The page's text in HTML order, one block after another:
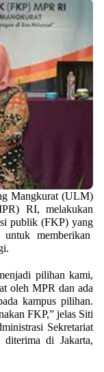
Mangkurat (ULM)
RI, melakukan
publik (FKP) yang
memberikan
pilihan kami,
oleh MPR dan ada
kampus pilihan.
FKP,” jelas Siti
Sekretariat
di Jakarta,